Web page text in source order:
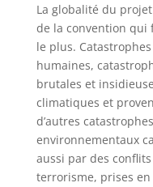
La globalité du
de la convention qui
le plus.
humaines,
brutales et
climatiques et
d’autres
environnementaux
aussi par des
terrorisme, prises en